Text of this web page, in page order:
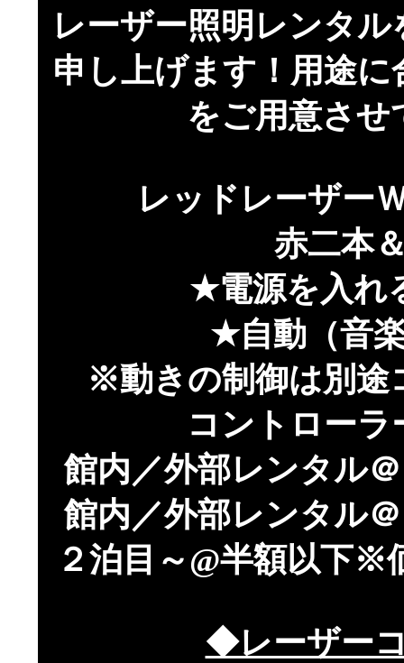
レーザー照明レンタ
申し上げます！用途
をご用意さ
レッドレーザー
赤二本
★電源を入れ
★自動（音
※動きの制御は別途
コントロー
館内／外部レンタル
館内／外部レンタル
２泊目～@半額以下※
◆レーザー